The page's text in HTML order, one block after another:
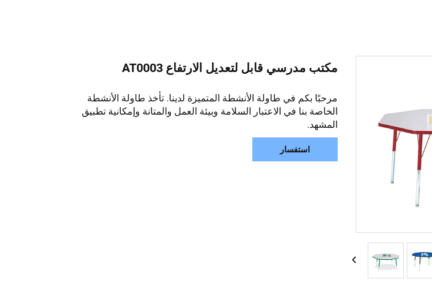
مكتب مدرسي قابل لتعديل الارتفاع AT0003
مرحبًا بكم في طاولة الأنشطة المتميزة لدينا. تأخذ طاولة الأنشطة
الخاصة بنا في الاعتبار السلامة وبيئة العمل والمتانة وإمكانية تطبيق
المشهد.
استفسار